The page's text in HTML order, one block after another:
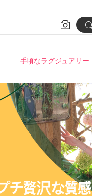
 
手頃なラグジュアリー